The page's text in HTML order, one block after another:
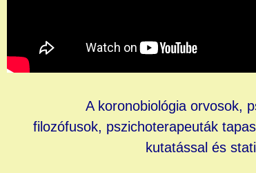
A koronobiológia orvosok,
filozófusok, pszichoterapeuták
kutatással és